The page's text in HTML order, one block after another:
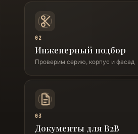
02
Инженерный подбор
Проверим серию, корпус и фасад
03
Документы для B2B